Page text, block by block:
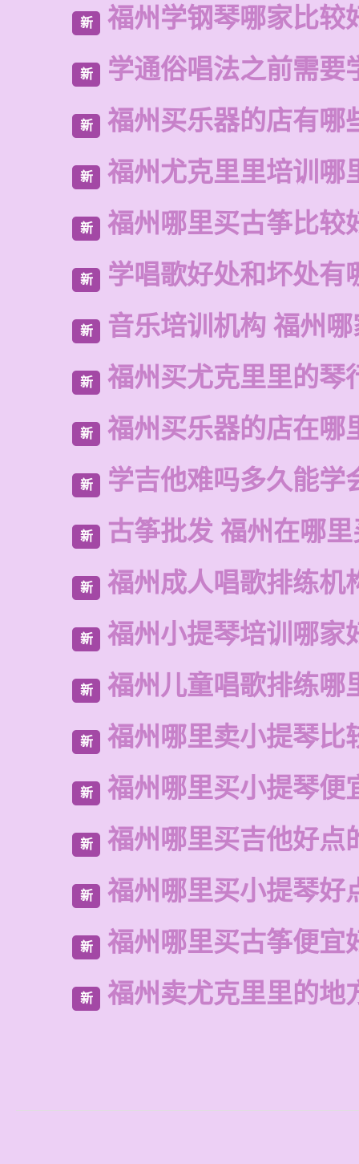
新 福州学钢琴哪家比较
新 学通俗唱法之前需要
新 福州买乐器的店有哪
新 福州尤克里里培训哪
新 福州哪里买古筝比较
新 学唱歌好处和坏处有
新 音乐培训机构 福州
新 福州买尤克里里的琴
新 福州买乐器的店在哪
新 学吉他难吗多久能学
新 古筝批发 福州在哪
新 福州成人唱歌排练机
新 福州小提琴培训哪家
新 福州儿童唱歌排练哪
新 福州哪里卖小提琴比
新 福州哪里买小提琴便
新 福州哪里买吉他好点
新 福州哪里买小提琴好
新 福州哪里买古筝便宜
新 福州卖尤克里里的地